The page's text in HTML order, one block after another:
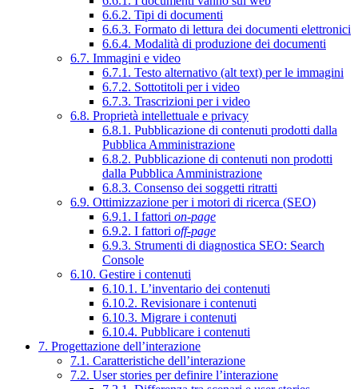
6.6.2. Tipi di documenti
6.6.3. Formato di lettura dei documenti elettronici
6.6.4. Modalità di produzione dei documenti
6.7. Immagini e video
6.7.1. Testo alternativo (alt text) per le immagini
6.7.2. Sottotitoli per i video
6.7.3. Trascrizioni per i video
6.8. Proprietà intellettuale e privacy
6.8.1. Pubblicazione di contenuti prodotti dalla
Pubblica Amministrazione
6.8.2. Pubblicazione di contenuti non prodotti
dalla Pubblica Amministrazione
6.8.3. Consenso dei soggetti ritratti
6.9. Ottimizzazione per i motori di ricerca (SEO)
6.9.1. I fattori on-page
6.9.2. I fattori off-page
6.9.3. Strumenti di diagnostica SEO: Search
Console
6.10. Gestire i contenuti
6.10.1. L’inventario dei contenuti
6.10.2. Revisionare i contenuti
6.10.3. Migrare i contenuti
6.10.4. Pubblicare i contenuti
7. Progettazione dell’interazione
7.1. Caratteristiche dell’interazione
7.2. User stories per definire l’interazione